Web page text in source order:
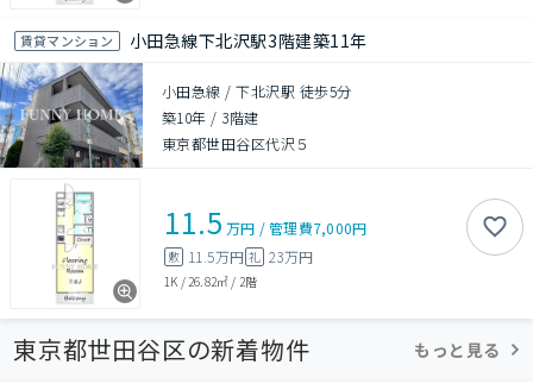
賃貸マンション 小田急線下北沢駅3階建築11年
小田急線 / 下北沢駅 徒歩5分
築10年 / 3階建
東京都世田谷区代沢５
11.5 万円 /管理費7,000円
敷 11.5万円 礼 23万円
1K / 26.82㎡ / 2階
東京都世田谷区の新着物件 もっと見る